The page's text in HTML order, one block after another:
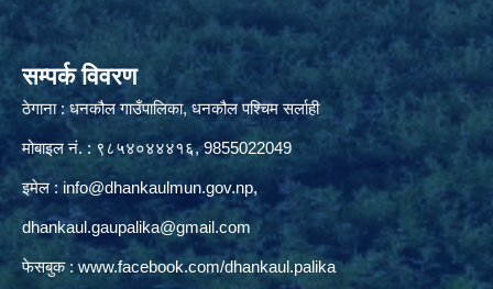
सम्पर्क विवरण
ठेगाना : धनकौल गाउँपालिका, धनकौल पश्चिम सर्लाही
मोबाइल नं. : ९८५४०४४४१६, 9855022049
इमेल : info@dhankaulmun.gov.np,
dhankaul.gaupalika@gmail.com
फेसबुक : www.facebook.com/dhankaul.palika